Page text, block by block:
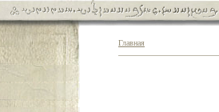
Главная